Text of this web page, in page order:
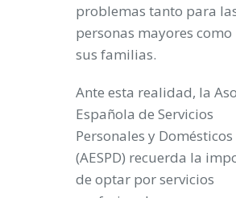
problemas tanto para
personas mayores como
sus familias.
Ante esta realidad, la
Española de Servicios
Personales y Domésticos
(AESPD) recuerda la
de optar por servicios